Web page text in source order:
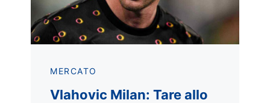
MERCATO
Vlahovic Milan: Tare allo